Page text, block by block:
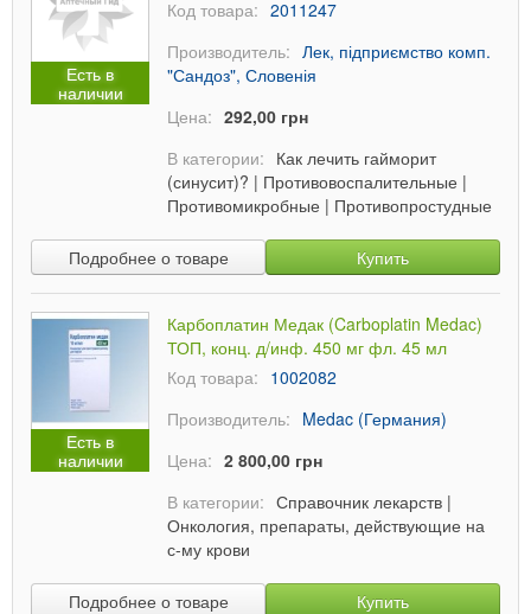
Есть в
наличии
Код товара: 2011247
Производитель: Лек, підприємство комп.
"Сандоз", Словенія
Цена: 292,00 грн
В категории: Как лечить гайморит
(синусит)? | Противовоспалительные |
Противомикробные | Противопростудные
Подробнее о товаре Купить
Есть в
наличии
Карбоплатин Медак (Carboplatin Medac)
ТОП, конц. д/инф. 450 мг фл. 45 мл
Код товара: 1002082
Производитель: Medac (Германия)
Цена: 2 800,00 грн
В категории: Справочник лекарств |
Онкология, препараты, действующие на
с-му крови
Подробнее о товаре Купить